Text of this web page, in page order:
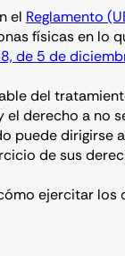
el Reglamento
físicas en lo
de 5 de
del
derecho a no
puede dirigirse
de sus
ejercitar los